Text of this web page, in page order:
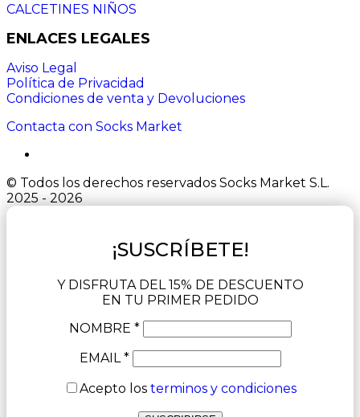
CALCETINES NIÑOS
ENLACES LEGALES
Aviso Legal
Política de Privacidad
Condiciones de venta y Devoluciones
Contacta con Socks Market
© Todos los derechos reservados Socks Market S.L.
2025 - 2026
¡SUSCRÍBETE!
Y DISFRUTA DEL 15% DE DESCUENTO
EN TU PRIMER PEDIDO
NOMBRE *
EMAIL *
Acepto los terminos y condiciones